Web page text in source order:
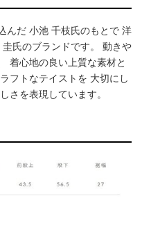
んだ 小池 千枝氏のもとで 洋
氏のブランドです。 動きや
着心地の良い上質な素材と
フトなテイストを 大切にし
さを表現しています。